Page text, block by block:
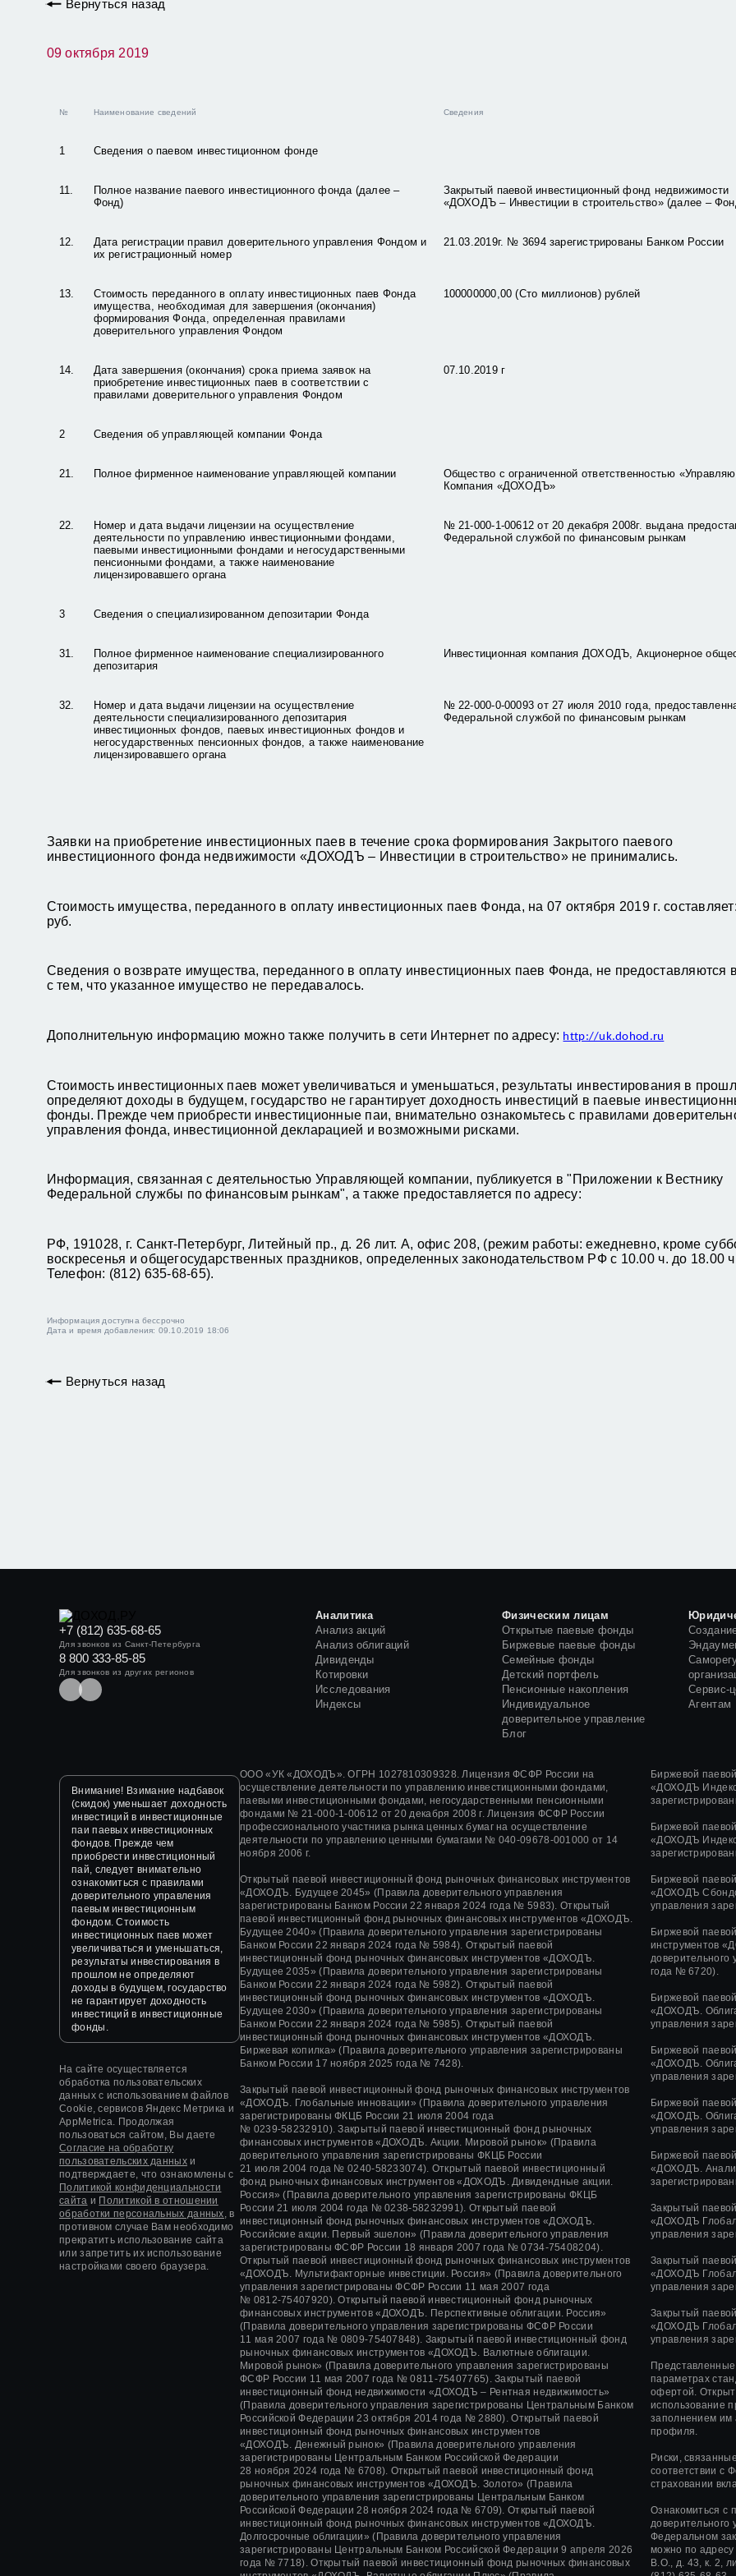
Вернуться назад
09 октября 2019
№ Наименование сведений Сведения
1 Сведения о паевом инвестиционном фонде
11.
Полное название паевого инвестиционного фонда (далее –
Фонд)
Закрытый паевой инвестиционный фонд недвижимости
«ДОХОДЪ – Инвестиции в строительство» (далее –
12.
Дата регистрации правил доверительного управления Фондом и
их регистрационный номер
21.03.2019г. № 3694 зарегистрированы Банком России
13.
Стоимость переданного в оплату инвестиционных паев Фонда
имущества, необходимая для завершения (окончания)
формирования Фонда, определенная правилами
доверительного управления Фондом
100000000,00 (Сто миллионов) рублей
14.
Дата завершения (окончания) срока приема заявок на
приобретение инвестиционных паев в соответствии с
правилами доверительного управления Фондом
07.10.2019 г
2 Сведения об управляющей компании Фонда
21. Полное фирменное наименование управляющей компании
Общество с ограниченной ответственностью
Компания «ДОХОДЪ»
22.
Номер и дата выдачи лицензии на осуществление
деятельности по управлению инвестиционными фондами,
паевыми инвестиционными фондами и негосударственными
пенсионными фондами, а также наименование
лицензировавшего органа
№ 21-000-1-00612 от 20 декабря 2008г. выдана
Федеральной службой по финансовым рынкам
3 Сведения о специализированном депозитарии Фонда
31.
Полное фирменное наименование специализированного
депозитария
Инвестиционная компания ДОХОДЪ, Акционерное
32.
Номер и дата выдачи лицензии на осуществление
деятельности специализированного депозитария
инвестиционных фондов, паевых инвестиционных фондов и
негосударственных пенсионных фондов, а также наименование
лицензировавшего органа
№ 22-000-0-00093 от 27 июля 2010 года,
Федеральной службой по финансовым рынкам
Заявки на приобретение инвестиционных паев в течение срока формирования Закрытого паевого
инвестиционного фонда недвижимости «ДОХОДЪ – Инвестиции в строительство» не принимались.
Стоимость имущества, переданного в оплату инвестиционных паев Фонда, на 07 октября 2019 г.
руб.
Сведения о возврате имущества, переданного в оплату инвестиционных паев Фонда, не предоставляются
с тем, что указанное имущество не передавалось.
Дополнительную информацию можно также получить в сети Интернет по адресу: http://uk.dohod.ru
Стоимость инвестиционных паев может увеличиваться и уменьшаться, результаты инвестирования в
определяют доходы в будущем, государство не гарантирует доходность инвестиций в паевые
фонды. Прежде чем приобрести инвестиционные паи, внимательно ознакомьтесь с правилами
управления фонда, инвестиционной декларацией и возможными рисками.
Информация, связанная с деятельностью Управляющей компании, публикуется в "Приложении к Вестнику
Федеральной службы по финансовым рынкам", а также предоставляется по адресу:
РФ, 191028, г. Санкт-Петербург, Литейный пр., д. 26 лит. А, офис 208, (режим работы: ежедневно, кроме
воскресенья и общегосударственных праздников, определенных законодательством РФ с 10.00 ч. до 18.00
Телефон: (812) 635-68-65).
Информация доступна бессрочно
Дата и время добавления: 09.10.2019 18:06
Вернуться назад
+7 (812) 635-68-65
Для звонков из Санкт-Петербурга
8 800 333-85-85
Для звонков из других регионов
Аналитика
Анализ акций
Анализ облигаций
Дивиденды
Котировки
Исследования
Индексы
Физическим лицам
Открытые паевые фонды
Биржевые паевые фонды
Семейные фонды
Детский портфель
Пенсионные накопления
Индивидуальное
доверительное управление
Блог
Сервис-
Агентам
ООО «УК «ДОХОДЪ». ОГРН 1027810309328. Лицензия ФСФР России на
осуществление деятельности по управлению инвестиционными фондами,
паевыми инвестиционными фондами, негосударственными пенсионными
фондами № 21-000-1-00612 от 20 декабря 2008 г. Лицензия ФСФР России
профессионального участника рынка ценных бумаг на осуществление
деятельности по управлению ценными бумагами № 040-09678-001000 от 14
ноября 2006 г.
Открытый паевой инвестиционный фонд рыночных финансовых инструментов
«ДОХОДЪ. Будущее 2045» (Правила доверительного управления
зарегистрированы Банком России 22 января 2024 года № 5983). Открытый
паевой инвестиционный фонд рыночных финансовых инструментов «ДОХОДЪ.
Будущее 2040» (Правила доверительного управления зарегистрированы
Банком России 22 января 2024 года № 5984). Открытый паевой
инвестиционный фонд рыночных финансовых инструментов «ДОХОДЪ.
Будущее 2035» (Правила доверительного управления зарегистрированы
Банком России 22 января 2024 года № 5982). Открытый паевой
инвестиционный фонд рыночных финансовых инструментов «ДОХОДЪ.
Будущее 2030» (Правила доверительного управления зарегистрированы
Банком России 22 января 2024 года № 5985). Открытый паевой
инвестиционный фонд рыночных финансовых инструментов «ДОХОДЪ.
Биржевая копилка» (Правила доверительного управления зарегистрированы
Банком России 17 ноября 2025 года № 7428).
Закрытый паевой инвестиционный фонд рыночных финансовых инструментов
«ДОХОДЪ. Глобальные инновации» (Правила доверительного управления
зарегистрированы ФКЦБ России 21 июля 2004 года
№ 0239-58232910). Закрытый паевой инвестиционный фонд рыночных
финансовых инструментов «ДОХОДЪ. Акции. Мировой рынок» (Правила
доверительного управления зарегистрированы ФКЦБ России
21 июля 2004 года № 0240-58233074). Открытый паевой инвестиционный
фонд рыночных финансовых инструментов «ДОХОДЪ. Дивидендные акции.
Россия» (Правила доверительного управления зарегистрированы ФКЦБ
России 21 июля 2004 года № 0238-58232991). Открытый паевой
инвестиционный фонд рыночных финансовых инструментов «ДОХОДЪ.
Российские акции. Первый эшелон» (Правила доверительного управления
зарегистрированы ФСФР России 18 января 2007 года № 0734-75408204).
Открытый паевой инвестиционный фонд рыночных финансовых инструментов
«ДОХОДЪ. Мультифакторные инвестиции. Россия» (Правила доверительного
управления зарегистрированы ФСФР России 11 мая 2007 года
№ 0812-75407920). Открытый паевой инвестиционный фонд рыночных
финансовых инструментов «ДОХОДЪ. Перспективные облигации. Россия»
(Правила доверительного управления зарегистрированы ФСФР России
11 мая 2007 года № 0809-75407848). Закрытый паевой инвестиционный фонд
рыночных финансовых инструментов «ДОХОДЪ. Валютные облигации.
Мировой рынок» (Правила доверительного управления зарегистрированы
ФСФР России 11 мая 2007 года № 0811-75407765). Закрытый паевой
инвестиционный фонд недвижимости «ДОХОДЪ – Рентная недвижимость»
(Правила доверительного управления зарегистрированы Центральным Банком
Российской Федерации 23 октября 2014 года № 2880). Открытый паевой
инвестиционный фонд рыночных финансовых инструментов
«ДОХОДЪ. Денежный рынок» (Правила доверительного управления
зарегистрированы Центральным Банком Российской Федерации
28 ноября 2024 года № 6708). Открытый паевой инвестиционный фонд
рыночных финансовых инструментов «ДОХОДЪ. Золото» (Правила
доверительного управления зарегистрированы Центральным Банком
Российской Федерации 28 ноября 2024 года № 6709). Открытый паевой
инвестиционный фонд рыночных финансовых инструментов «ДОХОДЪ.
Долгосрочные облигации» (Правила доверительного управления
зарегистрированы Центральным Банком Российской Федерации 9 апреля 2026
года № 7718). Открытый паевой инвестиционный фонд рыночных финансовых
Биржевой
«ДОХОДЪ
Биржевой
«ДОХОДЪ Индекс
Биржевой
«ДОХОДЪ Сбондс
управления
Биржевой
инструментов
доверительного
года № 6720).
Биржевой
«ДОХОДЪ.
управления
Биржевой
«ДОХОДЪ.
управления
Биржевой
«ДОХОДЪ.
управления
Биржевой
«ДОХОДЪ.
Закрытый
«ДОХОДЪ
управления
Закрытый
«ДОХОДЪ
управления
Закрытый
«ДОХОДЪ
управления
Представленные
параметрах
офертой.
использование
заполнением им
профиля.
Риски,
соответствии с
страховании
Ознакомиться с
Федеральном
можно по
В.О., д. 43, к. 2,
Внимание! Взимание надбавок
(скидок) уменьшает доходность
инвестиций в инвестиционные
паи паевых инвестиционных
фондов. Прежде чем
приобрести инвестиционный
пай, следует внимательно
ознакомиться с правилами
доверительного управления
паевым инвестиционным
фондом. Стоимость
инвестиционных паев может
увеличиваться и уменьшаться,
результаты инвестирования в
прошлом не определяют
доходы в будущем, государство
не гарантирует доходность
инвестиций в инвестиционные
фонды.
На сайте осуществляется
обработка пользовательских
данных с использованием файлов
Cookie, сервисов Яндекс Метрика и
AppMetrica. Продолжая
пользоваться сайтом, Вы даете
Согласие на обработку
пользовательских данныхи
подтверждаете, что ознакомлены с
Политикой конфиденциальности
сайта и Политикой в отношении
обработки персональных данных, в
противном случае Вам необходимо
прекратить использование сайта
или запретить их использование
настройками своего браузера.